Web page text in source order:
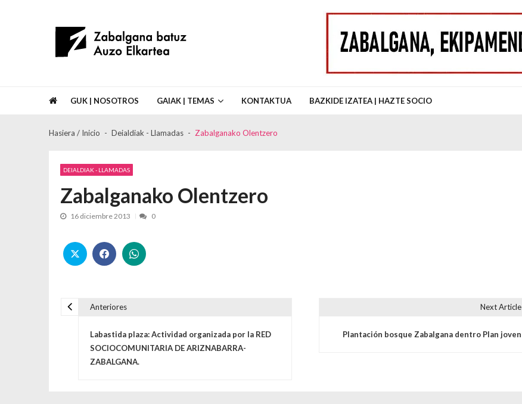
Asociación de Vecinos Zabalgana Batuz Auzo Elkartea
GUK | NOSOTROS GAIAK | TEMAS KONTAKTUA BAZKIDE IZATEA | HAZTE SOCIO
Hasiera / Inicio Deialdiak - Llamadas Zabalganako Olentzero
DEIALDIAK - LLAMADAS
Zabalganako Olentzero
16 diciembre 2013 0
Anteriores
Labastida plaza: Actividad organizada por la RED
SOCIOCOMUNITARIA DE ARIZNABARRA-
ZABALGANA.
Next Article
Plantación bosque Zabalgana dentro Plan joven